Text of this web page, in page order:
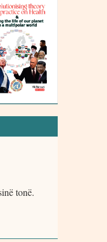
tonë.